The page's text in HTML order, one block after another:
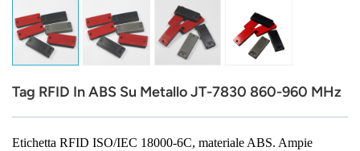
Türk
Ελληνικά
Melayu
Tag RFID In ABS Su Metallo JT-7830 860-960 MHz
Etichetta RFID ISO/IEC 18000-6C, materiale ABS. Ampie